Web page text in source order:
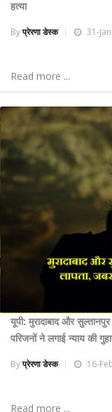
हत्या
Byप्रेरणा डेस्क 31-
Read more ...
यूपी: मुरादाबाद और
परिजनों ने लगाई न्याय की
Byप्रेरणा डेस्क 16-
Read more ...